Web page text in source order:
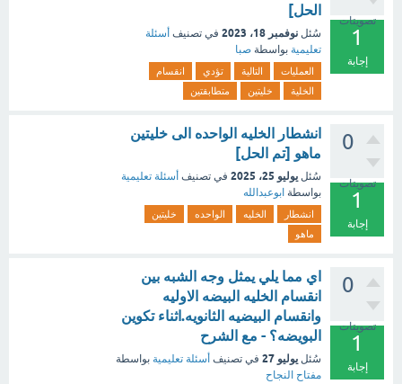
تصويتات
1
إجابة
الحل]
سُئل نوفمبر 18، 2023 في تصنيف أسئلة
تعليمية بواسطة صبا
العمليات التالية تؤدي
انقسام
الخلية
خليتين متطابقتين
0
تصويتات
1
إجابة
انشطار الخليه الواحده الى خليتين
ماهو [تم الحل]
سُئل يوليو 25، 2025 في تصنيف أسئلة تعليمية
بواسطة ابوعبدالله
انشطار الخليه الواحده
خليتين
ماهو
0
تصويتات
1
إجابة
اي مما يلي يمثل وجه الشبه بين
انقسام الخليه البيضه الاوليه
وانقسام البيضيه الثانويه.اثناء تكوين
البويضه؟ - مع الشرح
سُئل يوليو 27 في تصنيف أسئلة تعليمية بواسطة
مفتاح النجاح